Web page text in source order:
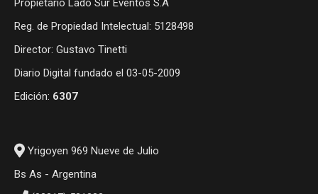
Propietario Lado Sur Eventos S.A
Reg. de Propiedad Intelectual: 5128498
Director: Gustavo Tinetti
Diario Digital fundado el 03-05-2009
Edición: 6307
Yrigoyen 969 Nueve de Julio
Bs As - Argentina